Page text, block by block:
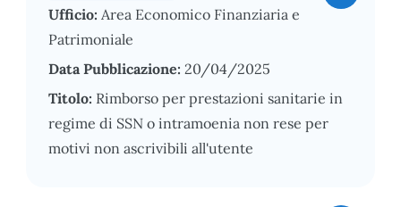
Ufficio: Area Economico Finanziaria e
Patrimoniale
Data Pubblicazione: 20/04/2025
Titolo: Rimborso per prestazioni sanitarie in
regime di SSN o intramoenia non rese per
motivi non ascrivibili all'utente